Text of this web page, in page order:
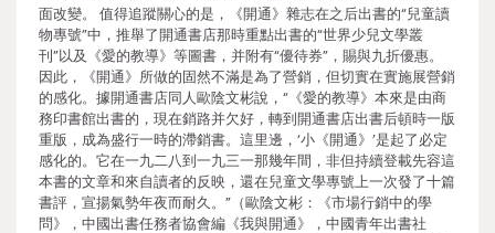
面改變。 值得追蹤關心的是，《開通》雜志在之后出書的“兒童讀
物專號”中，推舉了開通書店那時重點出書的“世界少兒文學叢
刊”以及《愛的教導》等圖書，并附有“優待券”，賜與九折優惠。
因此，《開通》所做的固然不滿是為了營銷，但切實在實施展營銷
的感化。據開通書店同人歐陰文彬說，“《愛的教導》本來是由商
務印書館出書的，現在銷路并欠好，轉到開通書店出書后頓時一版
重版，成為盛行一時的滯銷書。這里邊，‘小《開通》’是起了必定
感化的。它在一九二八到一九三一那幾年間，非但持續登載先容這
本書的文章和來自讀者的反映，還在兒童文學專號上一次發了十篇
書評，宣揚氣勢年夜而耐久。”（歐陰文彬：《市場行銷中的學
問》，中國出書任務者協會編《我與開通》，中國青年出書社